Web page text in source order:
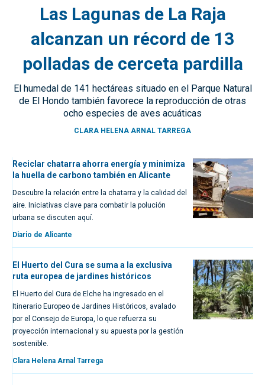
Las Lagunas de La Raja
alcanzan un récord de 13
polladas de cerceta pardilla
El humedal de 141 hectáreas situado en el Parque Natural
de El Hondo también favorece la reproducción de otras
ocho especies de aves acuáticas
CLARA HELENA ARNAL TARREGA
Reciclar chatarra ahorra energía y minimiza
la huella de carbono también en Alicante
Descubre la relación entre la chatarra y la calidad del
aire. Iniciativas clave para combatir la polución
urbana se discuten aquí.
Diario de Alicante
El Huerto del Cura se suma a la exclusiva
ruta europea de jardines históricos
El Huerto del Cura de Elche ha ingresado en el
Itinerario Europeo de Jardines Históricos, avalado
por el Consejo de Europa, lo que refuerza su
proyección internacional y su apuesta por la gestión
sostenible.
Clara Helena Arnal Tarrega